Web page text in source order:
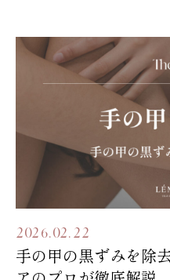
2026.02.22
手の甲の黒ずみを除